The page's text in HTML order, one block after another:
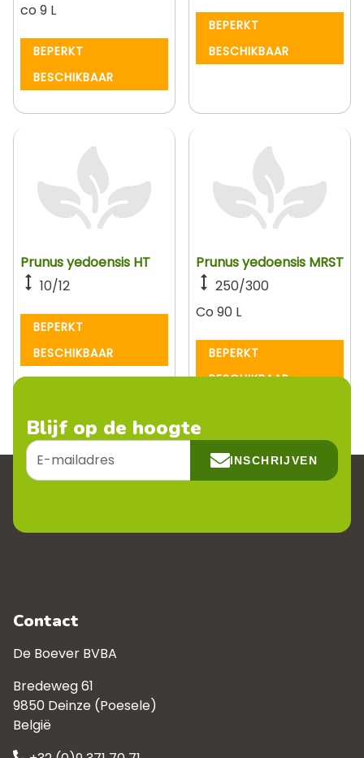
co 9 L
BEPERKT
BESCHIKBAAR
BEPERKT
BESCHIKBAAR
Prunus yedoensis HT
10/12
BEPERKT
BESCHIKBAAR
Prunus yedoensis MRST
250/300
Co 90 L
BEPERKT
BESCHIKBAAR
Blijf op de hoogte
E-
mailadres
INSCHRIJVEN
Contact
De Boever BVBA
Bredeweg 61
9850 Deinze (Poesele)
België